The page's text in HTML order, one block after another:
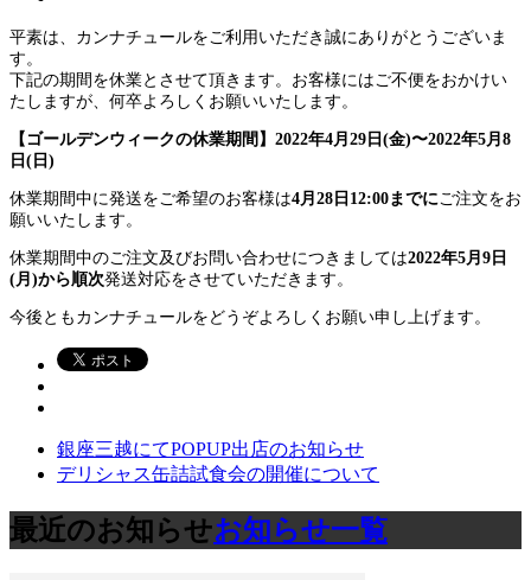
平素は、カンナチュールをご利用いただき誠にありがとうございま
す。
下記の期間を休業とさせて頂きます。お客様にはご不便をおかけい
たしますが、何卒よろしくお願いいたします。
【ゴールデンウィークの休業期間】2022年4月29日(金)〜2022年5月8
日(日)
休業期間中に発送をご希望のお客様は4月28日12:00までに ご注文をお
願いいたします。
休業期間中のご注文及びお問い合わせにつきましては2022年5月9日
(月)から順次発送対応をさせていただきます。
今後ともカンナチュールをどうぞよろしくお願い申し上げます。
銀座三越にてPOPUP出店のお知らせ
デリシャス缶詰試食会の開催について
最近のお知らせお知らせ一覧